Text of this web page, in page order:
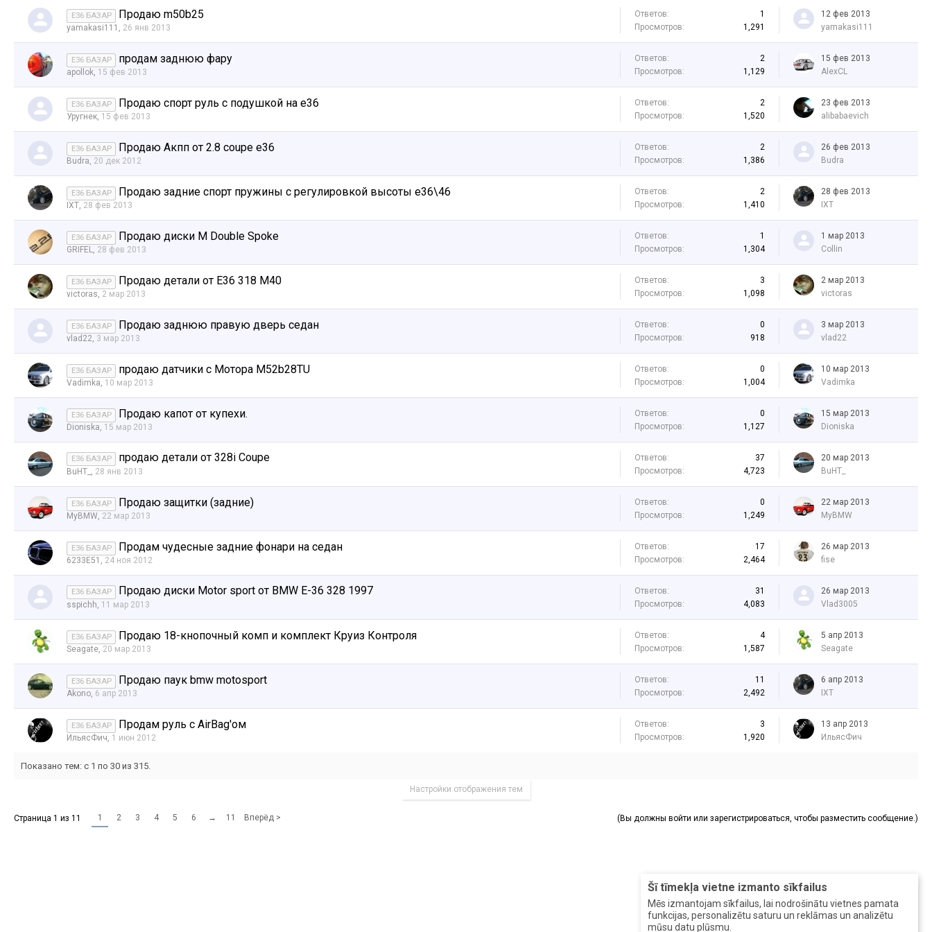
Šī tīmekļa vietne izmanto sīkfailus
Mēs izmantojam sīkfailus, lai nodrošinātu vietnes pamata
funkcijas, personalizētu saturu un reklāmas un analizētu
mūsu datu plūsmu.
E36 БАЗАР Продаю m50b25
yamakasi111 , 26 янв 2013
Ответов:
1
Просмотров:
1,291
12 фев 2013
yamakasi111
E36 БАЗАР продам заднюю фару
apollok, 15 фев 2013
Ответов:
2
Просмотров:
1,129
15 фев 2013
AlexCL
E36 БАЗАР Продаю спорт руль с подушкой на е36
Уругнек, 15 фев 2013
Ответов:
2
Просмотров:
1,520
23 фев 2013
alibabaevich
E36 БАЗАР Продаю Акпп от 2.8 coupe e36
Budra, 20 дек 2012
Ответов:
2
Просмотров:
1,386
26 фев 2013
Budra
E36 БАЗАР Продаю задние спорт пружины с регулировкой высоты е36\46
IXT, 28 фев 2013
Ответов:
2
Просмотров:
1,410
28 фев 2013
IXT
E36 БАЗАР Продаю диски M Double Spoke
GRIFEL, 28 фев 2013
Ответов:
1
Просмотров:
1,304
1 мар 2013
Collin
E36 БАЗАР Продаю детали от E36 318 M40
victoras, 2 мар 2013
Ответов:
3
Просмотров:
1,098
2 мар 2013
victoras
E36 БАЗАР Продаю заднюю правую дверь седан
vlad22, 3 мар 2013
Ответов:
0
Просмотров:
918
3 мар 2013
vlad22
E36 БАЗАР продаю датчики с Мотора М52b28TU
Vadimka, 10 мар 2013
Ответов:
0
Просмотров:
1,004
10 мар 2013
Vadimka
E36 БАЗАР Продаю капот от купехи.
Dioniska, 15 мар 2013
Ответов:
0
Просмотров:
1,127
15 мар 2013
Dioniska
E36 БАЗАР продаю детали от 328i Coupe
BuHT_ , 28 янв 2013
Ответов:
37
Просмотров:
4,723
20 мар 2013
BuHT_
E36 БАЗАР Продаю защитки (задние)
MyBMW, 22 мар 2013
Ответов:
0
Просмотров:
1,249
22 мар 2013
MyBMW
E36 БАЗАР Продам чудесные задние фонари на седан
6233E51 , 24 ноя 2012
Ответов:
17
Просмотров:
2,464
26 мар 2013
fise
E36 БАЗАР Продаю диски Motor sport от BMW E-36 328 1997
sspichh, 11 мар 2013
Ответов:
31
Просмотров:
4,083
26 мар 2013
Vlad3005
E36 БАЗАР Продаю 18-кнопочный комп и комплект Круиз Контроля
Seagate, 20 мар 2013
Ответов:
4
Просмотров:
1,587
5 апр 2013
Seagate
E36 БАЗАР Продаю паук bmw motosport
Akono, 6 апр 2013
Ответов:
11
Просмотров:
2,492
6 апр 2013
IXT
E36 БАЗАР Продам руль с AirBag'ом
ИльясФич, 1 июн 2012
Ответов:
3
Просмотров:
1,920
13 апр 2013
ИльясФич
Показано тем: с 1 по 30 из 315.
Настройки отображения тем
(Вы должны войти или зарегистрироваться, чтобы разместить сообщение.)
Страница 1 из 11 1 2 3 4 5 6 → 11 Вперёд >